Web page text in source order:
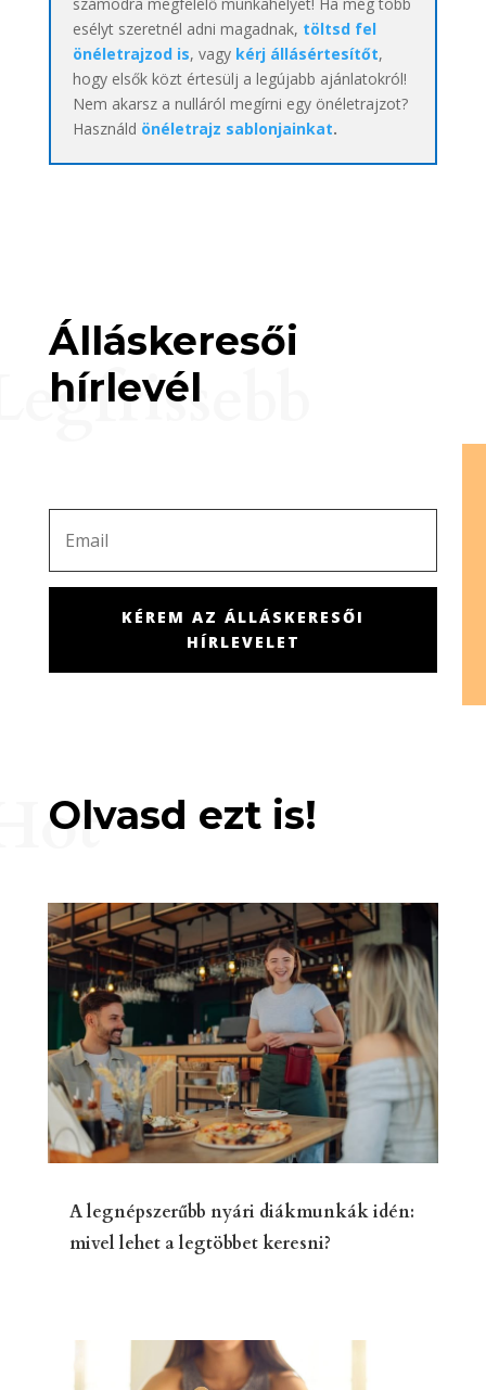
esélyt szeretnél adni magadnak, töltsd fel
önéletrajzod is, vagy kérj állásértesítőt,
hogy elsők közt értesülj a legújabb ajánlatokról!
Nem akarsz a nulláról megírni egy önéletrajzot?
Használd önéletrajz sablonjainkat.
Álláskeresői
hírlevél
KÉREM AZ ÁLLÁSKERESŐI
HÍRLEVELET
Olvasd ezt is!
A legnépszerűbb nyári diákmunkák idén:
mivel lehet a legtöbbet keresni?